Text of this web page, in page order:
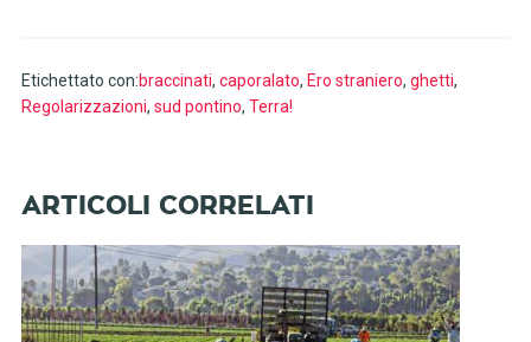
Etichettato con:braccinati, caporalato, Ero straniero, ghetti,
Regolarizzazioni, sud pontino, Terra!